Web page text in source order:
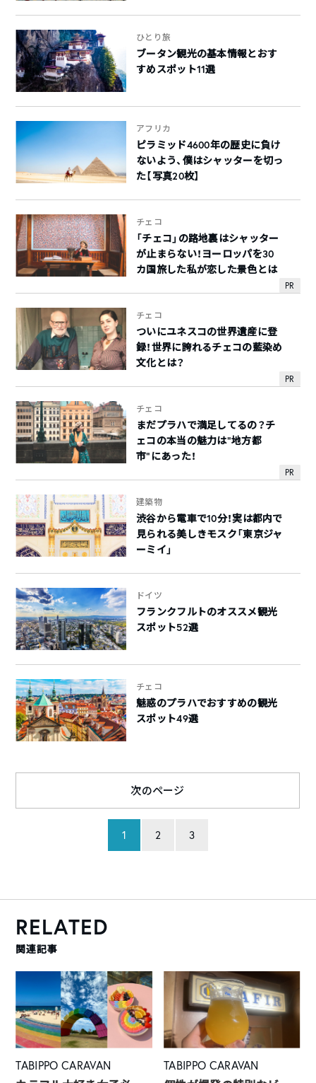
ひとり旅
ブータン観光の基本情報とおす
すめスポット11選
アフリカ
ピラミッド4600年の歴史に負け
ないよう、僕はシャッターを切っ
た【写真20枚】
PR
チェコ
「チェコ」の路地裏はシャッター
が止まらない！ヨーロッパを30
カ国旅した私が恋した景色とは
PR
チェコ
ついにユネスコの世界遺産に登
録！世界に誇れるチェコの藍染め
文化とは？
PR
チェコ
まだプラハで満足してるの？チ
ェコの本当の魅力は“地方都
市”にあった！
建築物
渋谷から電車で10分！実は都内で
見られる美しきモスク「東京ジャ
ーミイ」
ドイツ
フランクフルトのオススメ観光
スポット52選
チェコ
魅惑のプラハでおすすめの観光
スポット49選
1 2 3
次のページ
RELATED
関連記事
TABIPPO CARAVAN
TABIPPO CARAVAN